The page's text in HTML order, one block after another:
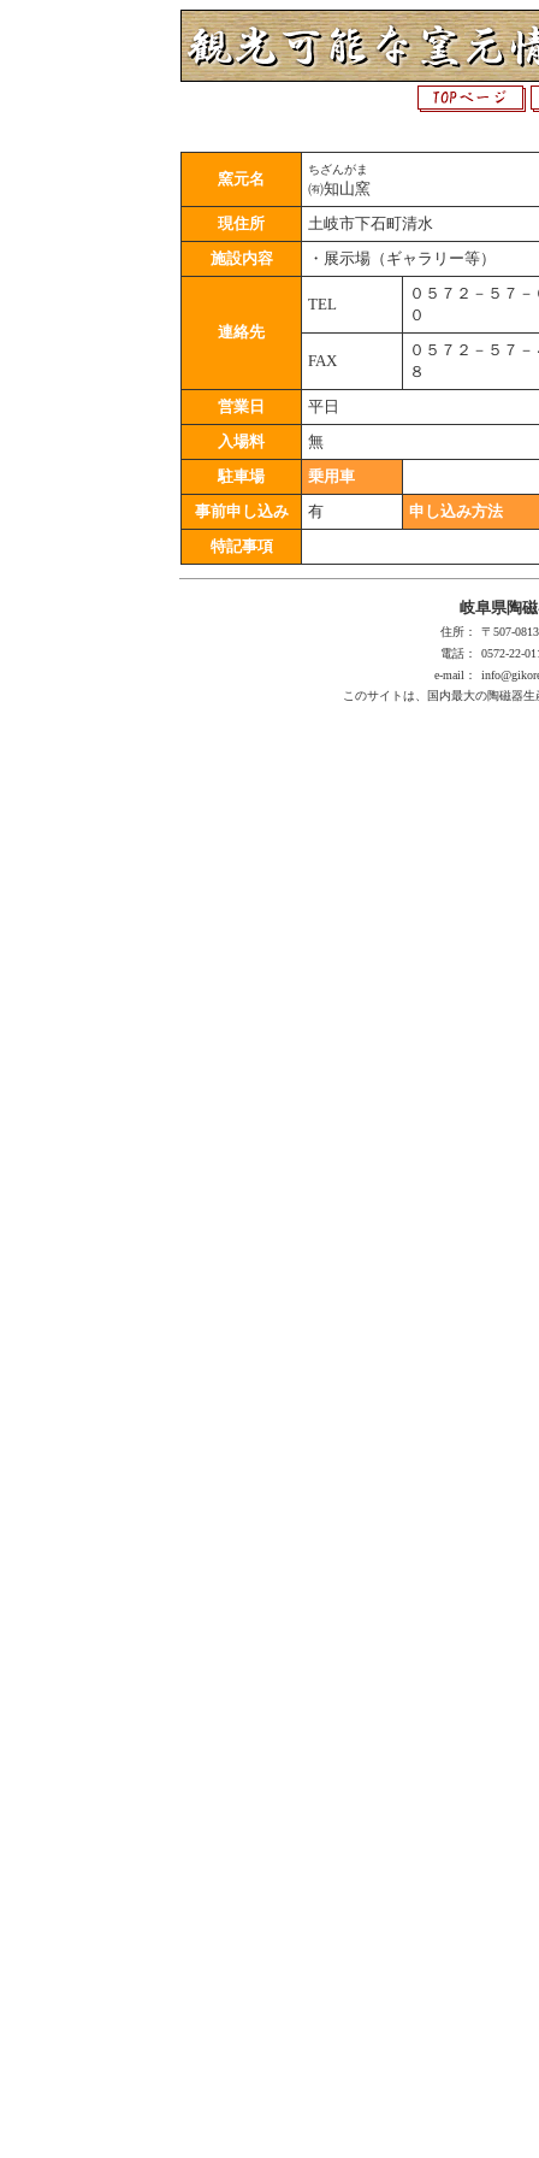
窯元名
ちざんがま
㈲知山窯
現住所
土岐市下石町清水
施設内容
・展示場（ギャラリー等）
連絡先
TEL
０５７２－５７－
０
FAX
０５７２－５７－
８
営業日
平日
入場料
無
駐車場
乗用車
事前申し込み
有
申し込み方法
特記事項
岐阜県陶
住所：
〒507-
電話：
0572-22-
e-mail：
このサイトは、国内最大の陶磁器